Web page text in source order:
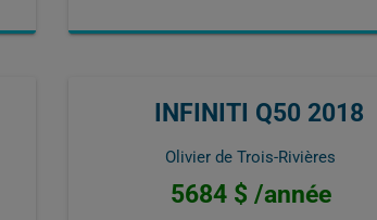
INFINITI Q50 2018
Olivier de Trois-Rivières
5684 $ /année